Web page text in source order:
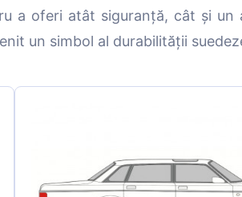
a oferi atât siguranță, cât și un
un simbol al durabilității